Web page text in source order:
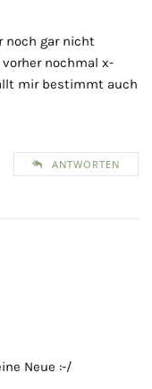
noch gar nicht
nochmal x-
mir bestimmt auch
ANTWORTEN
Neue :-/